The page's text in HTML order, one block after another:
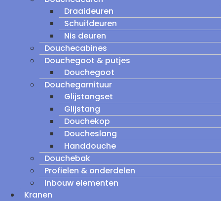
Draaideuren
Schuifdeuren
Nis deuren
Douchecabines
Douchegoot & putjes
Douchegoot
Douchegarnituur
Glijstangset
Glijstang
Douchekop
Doucheslang
Handdouche
Douchebak
Profielen & onderdelen
Inbouw elementen
Kranen